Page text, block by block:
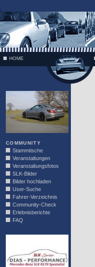
;
HOME
COMMUNITY
Stammtische
Veranstaltungen
Veranstaltungsfotos
SLK-Bilder
Bilder hochladen
User-Suche
Fahrer-Verzeichnis
Community-Check
Erlebnisberichte
FAQ